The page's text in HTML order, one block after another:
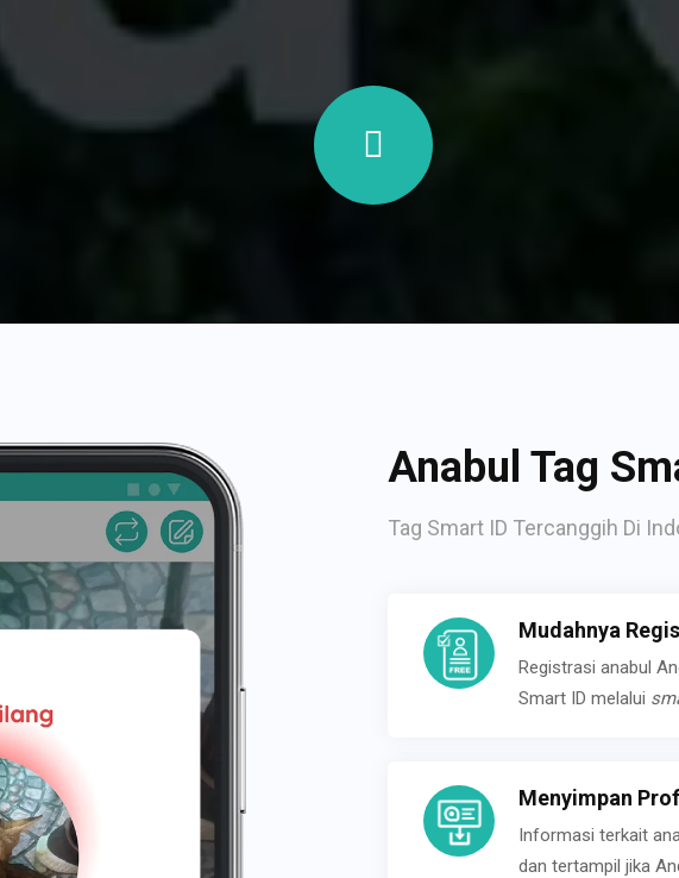
Anabul Tag
Tag Smart ID Tercanggih Di
Mudahnya
Registrasi anabul
Smart ID melalui
Menyimpan
Informasi terkait
dan tertampil jika